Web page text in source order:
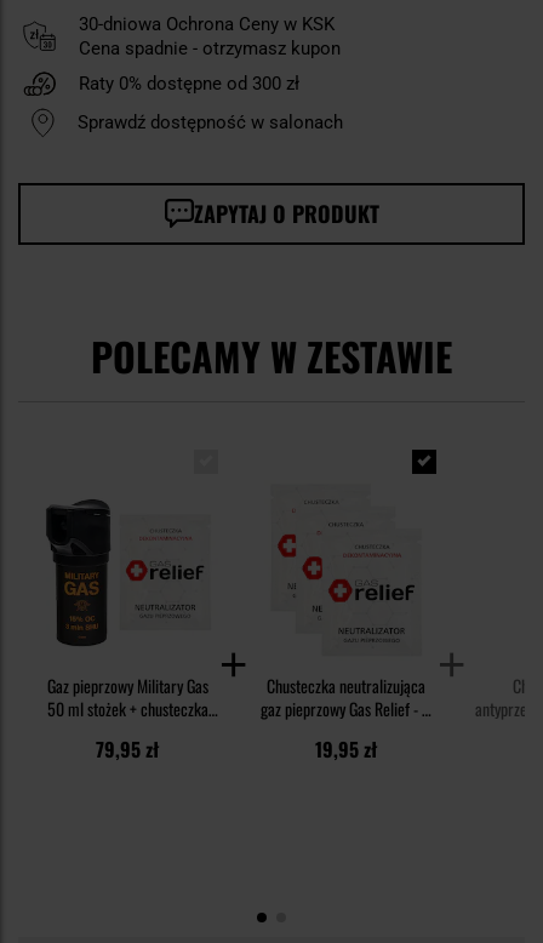
30-dniowa Ochrona Ceny w KSK
Cena spadnie - otrzymasz kupon
Raty 0% dostępne od 300 zł
Sprawdź dostępność w salonach
ZAPYTAJ O PRODUKT
POLECAMY W ZESTAWIE
Gaz pieprzowy Military Gas
50 ml stożek + chusteczka
zestaw
79,95 zł
Chusteczka neutralizująca
gaz pieprzowy Gas Relief - 3
19,95 zł